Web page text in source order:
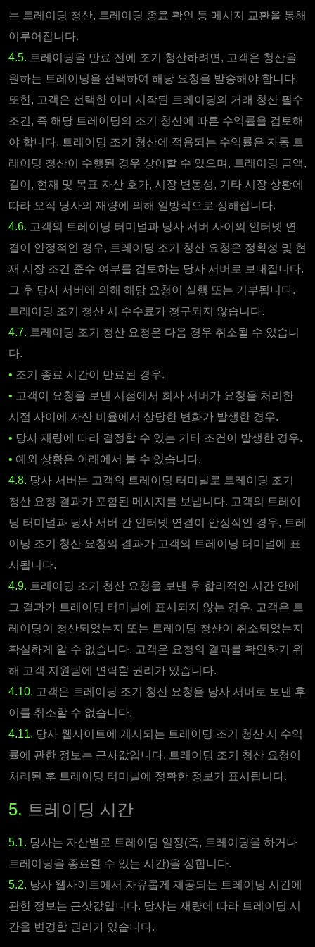
는 트레이딩 청산, 트레이딩 종료 확인 등 메시지 교환을 통해
이루어집니다.
4.5. 트레이딩을 만료 전에 조기 청산하려면, 고객은 청산을
원하는 트레이딩을 선택하여 해당 요청을 발송해야 합니다.
또한, 고객은 선택한 이미 시작된 트레이딩의 거래 청산 필수
조건, 즉 해당 트레이딩의 조기 청산에 따른 수익률을 검토해
야 합니다. 트레이딩 조기 청산에 적용되는 수익률은 자동 트
레이딩 청산이 수행된 경우 상이할 수 있으며, 트레이딩 금액,
길이, 현재 및 목표 자산 호가, 시장 변동성, 기타 시장 상황에
따라 오직 당사의 재량에 의해 일방적으로 정해집니다.
4.6. 고객의 트레이딩 터미널과 당사 서버 사이의 인터넷 연
결이 안정적인 경우, 트레이딩 조기 청산 요청은 정확성 및 현
재 시장 조건 준수 여부를 검토하는 당사 서버로 보내집니다.
그 후 당사 서버에 의해 해당 요청이 실행 또는 거부됩니다.
트레이딩 조기 청산 시 수수료가 청구되지 않습니다.
4.7. 트레이딩 조기 청산 요청은 다음 경우 취소될 수 있습니
다.
• 조기 종료 시간이 만료된 경우.
• 고객이 요청을 보낸 시점에서 회사 서버가 요청을 처리한
시점 사이에 자산 비율에서 상당한 변화가 발생한 경우.
• 당사 재량에 따라 결정할 수 있는 기타 조건이 발생한 경우.
• 예외 상황은 아래에서 볼 수 있습니다.
4.8. 당사 서버는 고객의 트레이딩 터미널로 트레이딩 조기
청산 요청 결과가 포함된 메시지를 보냅니다. 고객의 트레이
딩 터미널과 당사 서버 간 인터넷 연결이 안정적인 경우, 트레
이딩 조기 청산 요청의 결과가 고객의 트레이딩 터미널에 표
시됩니다.
4.9. 트레이딩 조기 청산 요청을 보낸 후 합리적인 시간 안에
그 결과가 트레이딩 터미널에 표시되지 않는 경우, 고객은 트
레이딩이 청산되었는지 또는 트레이딩 청산이 취소되었는지
확실하게 알 수 없습니다. 고객은 요청의 결과를 확인하기 위
해 고객 지원팀에 연락할 권리가 있습니다.
4.10. 고객은 트레이딩 조기 청산 요청을 당사 서버로 보낸 후
이를 취소할 수 없습니다.
4.11. 당사 웹사이트에 게시되는 트레이딩 조기 청산 시 수익
률에 관한 정보는 근사값입니다. 트레이딩 조기 청산 요청이
처리된 후 트레이딩 터미널에 정확한 정보가 표시됩니다.
5. 트레이딩 시간
5.1. 당사는 자산별로 트레이딩 일정(즉, 트레이딩을 하거나
트레이딩을 종료할 수 있는 시간)을 정합니다.
5.2. 당사 웹사이트에서 자유롭게 제공되는 트레이딩 시간에
관한 정보는 근삿값입니다. 당사는 재량에 따라 트레이딩 시
간을 변경할 권리가 있습니다.